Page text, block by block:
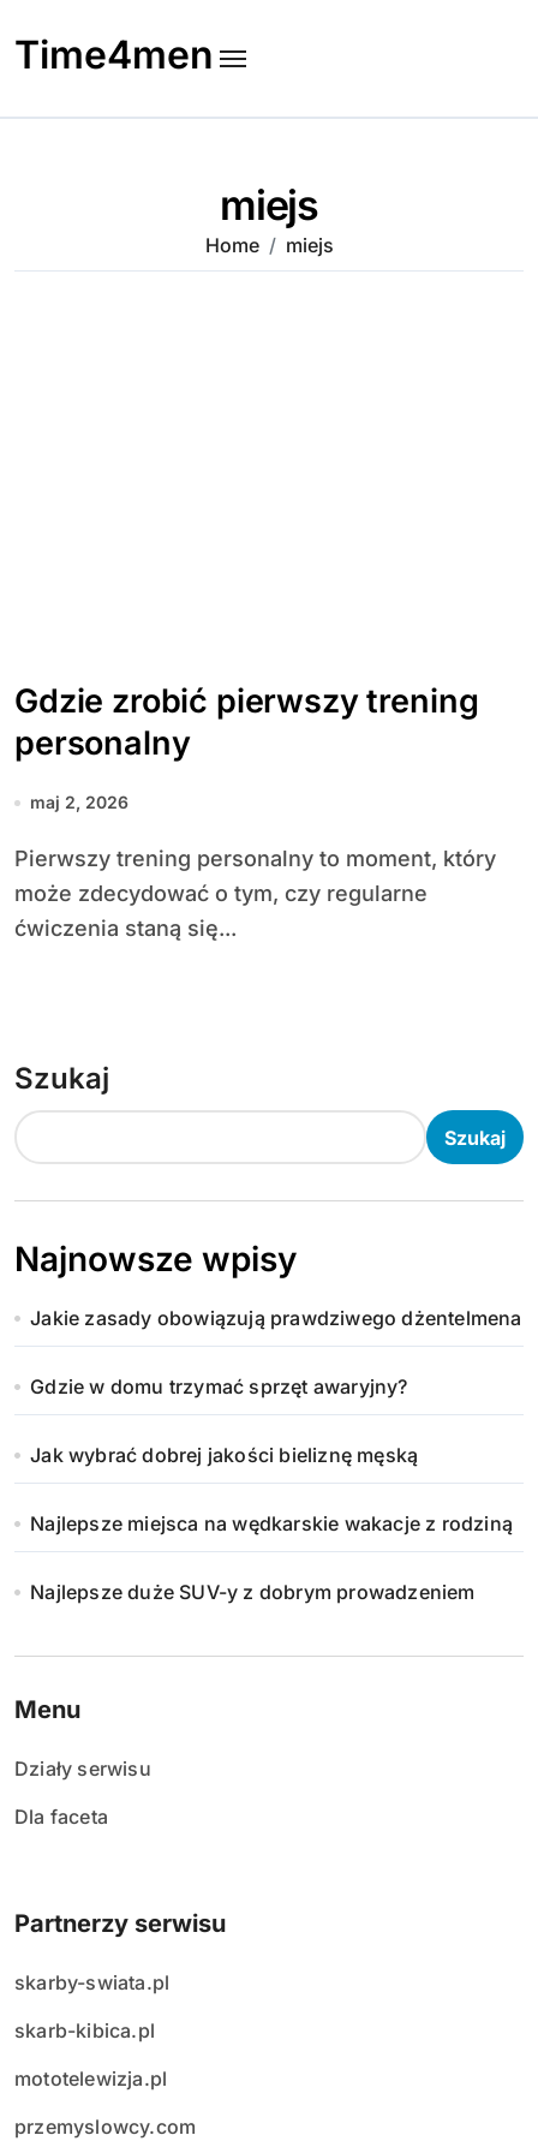
to
content
Time4men
miejs
Home miejs
Gdzie zrobić pierwszy trening
personalny
maj 2, 2026
Pierwszy trening personalny to moment, który
może zdecydować o tym, czy regularne
ćwiczenia staną się...
Szukaj
Szukaj
Najnowsze wpisy
Jakie zasady obowiązują prawdziwego dżentelmena
Gdzie w domu trzymać sprzęt awaryjny?
Jak wybrać dobrej jakości bieliznę męską
Najlepsze miejsca na wędkarskie wakacje z rodziną
Najlepsze duże SUV-y z dobrym prowadzeniem
Menu
Działy serwisu
Dla faceta
Partnerzy serwisu
skarby-swiata.pl
skarb-kibica.pl
mototelewizja.pl
przemyslowcy.com